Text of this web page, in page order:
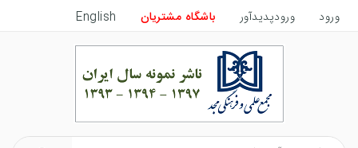
ورود ورودپدیدآور باشگاه مشتریان English